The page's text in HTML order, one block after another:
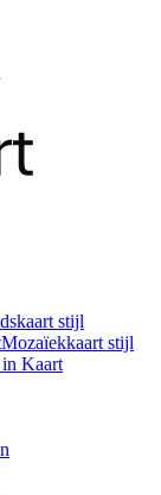
stijl
Mozaïekkaart stijl